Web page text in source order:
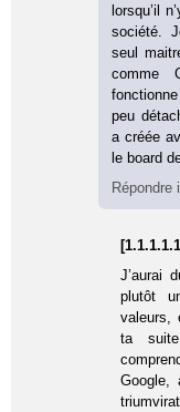
lorsqu’il
société.
seul
comme
peu
a créée
le board
Répondre
J’aurai
plutôt
valeurs,
ta
Google,